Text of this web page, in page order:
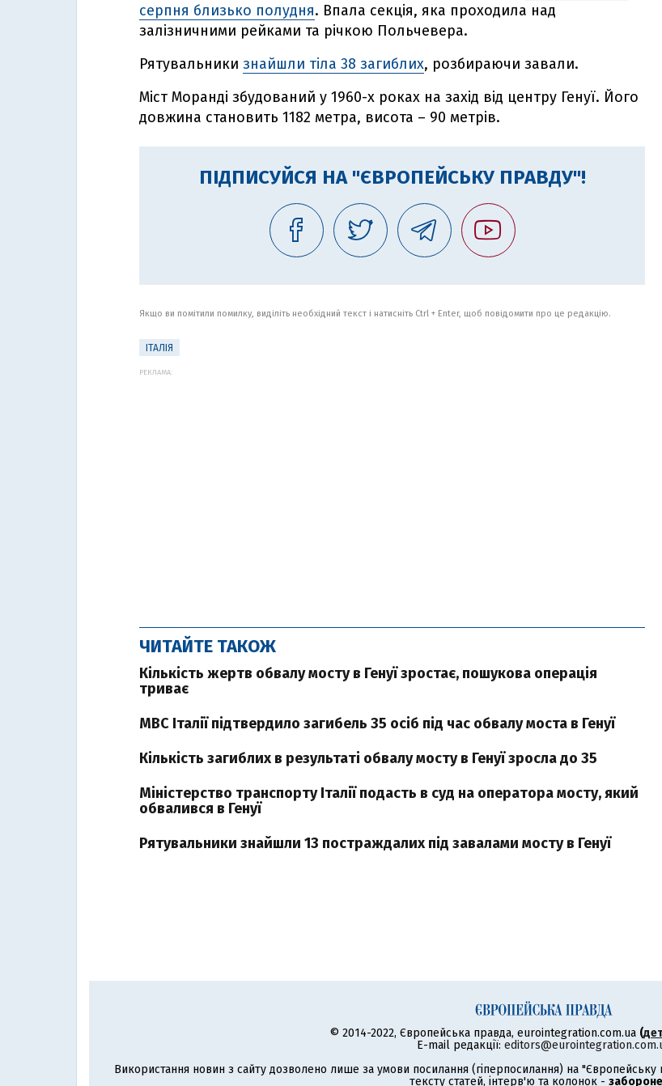
серпня близько полудня. Впала секція, яка проходила над
залізничними рейками та річкою Польчевера.
Рятувальники знайшли тіла 38 загиблих, розбираючи завали.
Міст Моранді збудований у 1960-х роках на захід від центру Генуї. Його
довжина становить 1182 метра, висота – 90 метрів.
ПІДПИСУЙСЯ НА "ЄВРОПЕЙСЬКУ ПРАВДУ"!
Якщо ви помітили помилку, виділіть необхідний текст і натисніть Ctrl + Enter, щоб повідомити про це редакцію.
ІТАЛІЯ
РЕКЛАМА:
ЧИТАЙТЕ ТАКОЖ
Кількість жертв обвалу мосту в Генуї зростає, пошукова операція
триває
МВС Італії підтвердило загибель 35 осіб під час обвалу моста в Генуї
Кількість загиблих в результаті обвалу мосту в Генуї зросла до 35
Міністерство транспорту Італії подасть в суд на оператора мосту, який
обвалився в Генуї
Рятувальники знайшли 13 постраждалих під завалами мосту в Генуї
© 2014-2022, Європейська правда, eurointegration.com.ua (
E-mail редакції:
Використання новин з сайту дозволено лише за умови посилання (гіперпосилання) на
тексту статей, інтерв'ю та колонок -